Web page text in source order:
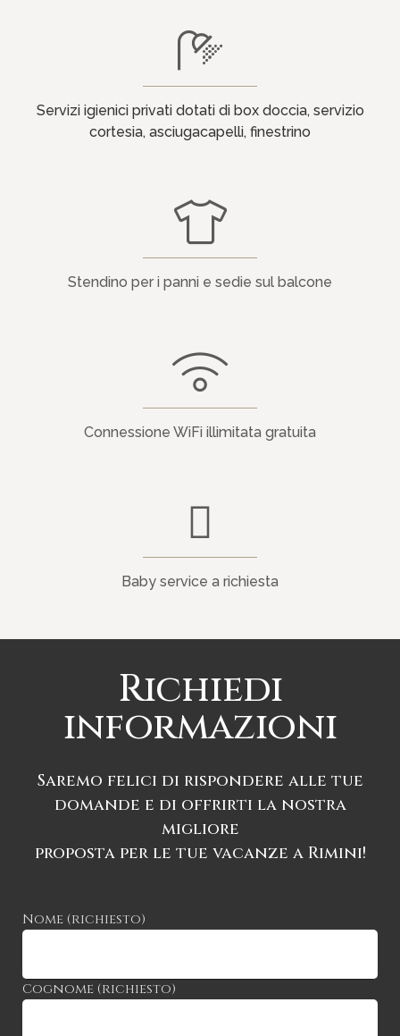
Servizi igienici privati dotati di box doccia, servizio
cortesia, asciugacapelli, finestrino
Stendino per i panni e sedie sul balcone
Connessione WiFi illimitata gratuita
Baby service a richiesta
Richiedi
informazioni
Saremo felici di rispondere alle tue
domande e di offrirti la nostra
migliore
proposta per le tue vacanze a Rimini!
Nome (richiesto)
Cognome (richiesto)